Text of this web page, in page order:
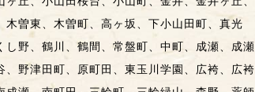
曽東、木曽町、高ヶ坂、下小山田町、真光
野、鶴川、鶴間、常盤町、中町、成瀬、成瀬
野津田町、原町田、東玉川学園、広袴、広袴